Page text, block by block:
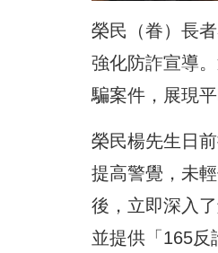
榮民（眷）長
強化防詐宣導
騙案件，展現平
榮民楊先生日
提高警覺，未
後，立即深入
並提供「165反